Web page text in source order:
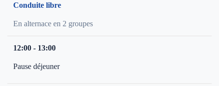
Conduite libre
En alternace en 2 groupes
12:00 - 13:00
Pause déjeuner